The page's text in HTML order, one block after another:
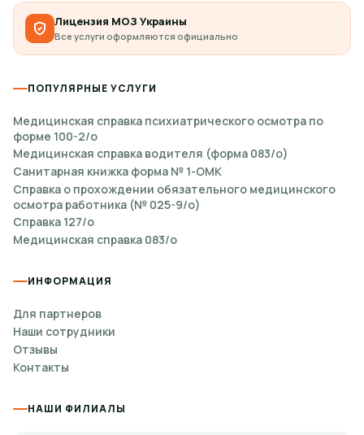
Лицензия МОЗ Украины
Все услуги оформляются официально
ПОПУЛЯРНЫЕ УСЛУГИ
Медицинская справка психиатрического осмотра по
форме 100-2/о
Медицинская справка водителя (форма 083/о)
Санитарная книжка форма № 1-ОМК
Справка о прохождении обязательного медицинского
осмотра работника (№ 025-9/о)
Справка 127/о
Медицинская справка 083/о
ИНФОРМАЦИЯ
Для партнеров
Наши сотрудники
Отзывы
Контакты
НАШИ ФИЛИАЛЫ